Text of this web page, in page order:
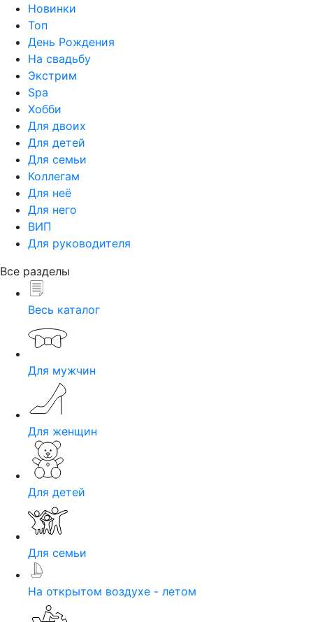
Новинки
Топ
День Рождения
На свадьбу
Экстрим
Spa
Хобби
Для двоих
Для детей
Для семьи
Коллегам
Для неё
Для него
ВИП
Для руководителя
Все разделы
Весь каталог
Для мужчин
Для женщин
Для детей
Для семьи
На открытом воздухе - летом